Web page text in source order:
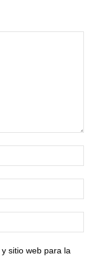
sitio web para la